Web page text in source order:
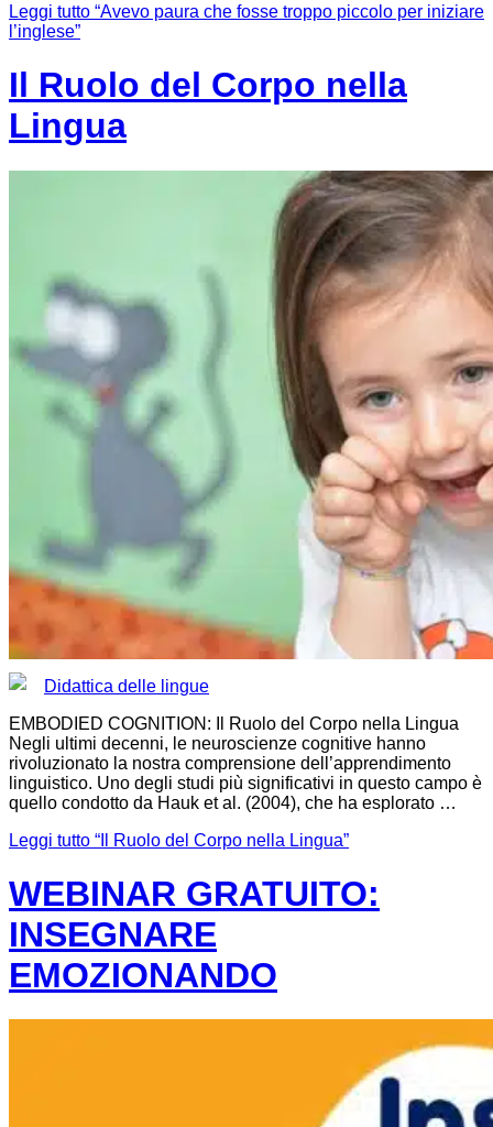
Leggi tutto “Avevo paura che fosse troppo piccolo per iniziare
l’inglese”
Il Ruolo del Corpo nella
Lingua
Didattica delle lingue
EMBODIED COGNITION: Il Ruolo del Corpo nella Lingua
Negli ultimi decenni, le neuroscienze cognitive hanno
rivoluzionato la nostra comprensione dell’apprendimento
linguistico. Uno degli studi più significativi in questo campo è
quello condotto da Hauk et al. (2004), che ha esplorato …
Leggi tutto “Il Ruolo del Corpo nella Lingua”
WEBINAR GRATUITO:
INSEGNARE
EMOZIONANDO